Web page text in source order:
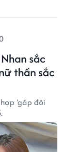
sắc
thần sắc
'gấp đôi